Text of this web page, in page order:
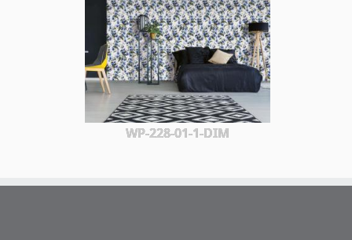
WP-228-01-1-DIM